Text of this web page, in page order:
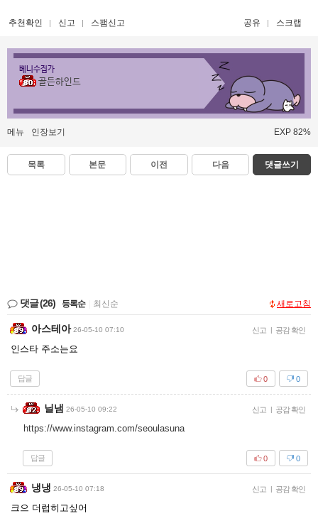
추천확인 신고 스팸신고 공유 스크랩
베니수집가
골든하인드
메뉴 인장보기 EXP 82%
목록 본문 이전 다음 댓글쓰기
댓글(26) 등록순 최신순 새로고침
아스테아 26-05-10 07:10 신고 | 공감 확인
인스타 주소는요
답글 0
0
닐냄 26-05-10 09:22 신고 | 공감 확인
https://www.instagram.com/seoulasuna
답글 0
0
냉냉 26-05-10 07:18 신고 | 공감 확인
크으 더럽히고싶어